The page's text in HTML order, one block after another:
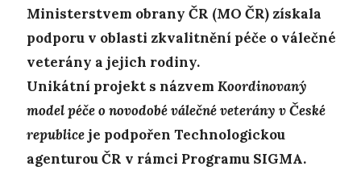
Ministerstvem obrany ČR (MO ČR) získala
podporu v oblasti zkvalitnění péče o válečné
veterány a jejich rodiny.
Unikátní projekt s názvem Koordinovaný
model péče o novodobé válečné veterány v České
republiceje podpořen Technologickou
agenturou ČR v rámci Programu SIGMA.